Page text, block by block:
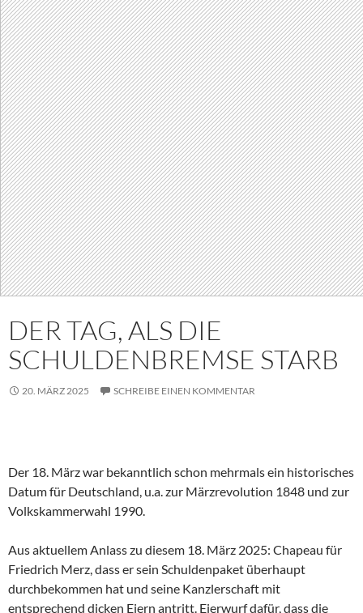
DER TAG, ALS DIE
SCHULDENBREMSE STARB
20. MÄRZ 2025 SCHREIBE EINEN KOMMENTAR
Der 18. März war bekanntlich schon mehrmals ein historisches
Datum für Deutschland, u.a. zur Märzrevolution 1848 und zur
Volkskammerwahl 1990.
Aus aktuellem Anlass zu diesem 18. März 2025: Chapeau für
Friedrich Merz, dass er sein Schuldenpaket überhaupt
durchbekommen hat und seine Kanzlerschaft mit
entsprechend dicken Eiern antritt. Eierwurf dafür, dass die